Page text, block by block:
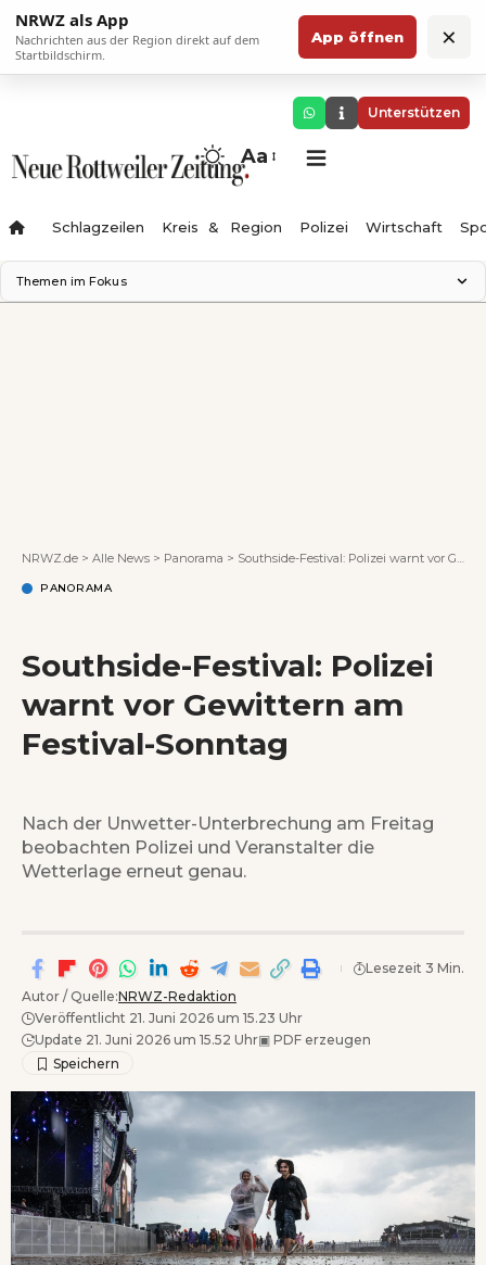
NRWZ als App
Nachrichten aus der Region direkt auf dem
Startbildschirm.
App öffnen ×
Unterstützen
Aa
Schlagzeilen Kreis & Region Polizei Wirtschaft
Themen im Fokus
NRWZ.de > Alle News > Panorama > Southside-Festival: Polizei warnt vor Gewittern am Festival-Sonntag
PANORAMA
Southside-Festival: Polizei
warnt vor Gewittern am
Festival-Sonntag
Nach der Unwetter-Unterbrechung am Freitag
beobachten Polizei und Veranstalter die
Wetterlage erneut genau.
Autor / Quelle:NRWZ-Redaktion
Veröffentlicht 21. Juni 2026 um 15.23 Uhr
Update 21. Juni 2026 um 15.52 Uhr▣ PDF erzeugen
Lesezeit 3 Min.